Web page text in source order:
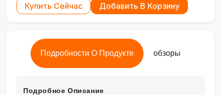
Купить Сейчас Добавить В Корзину
Подробности О Продукте обзоры
Подробное Описание